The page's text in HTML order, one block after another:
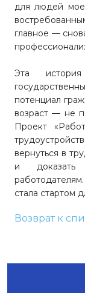
для людей
главное —
Эта
потенциал
возраст — не
Проект
вернуться в
и доказать
стала стартом
Возврат к